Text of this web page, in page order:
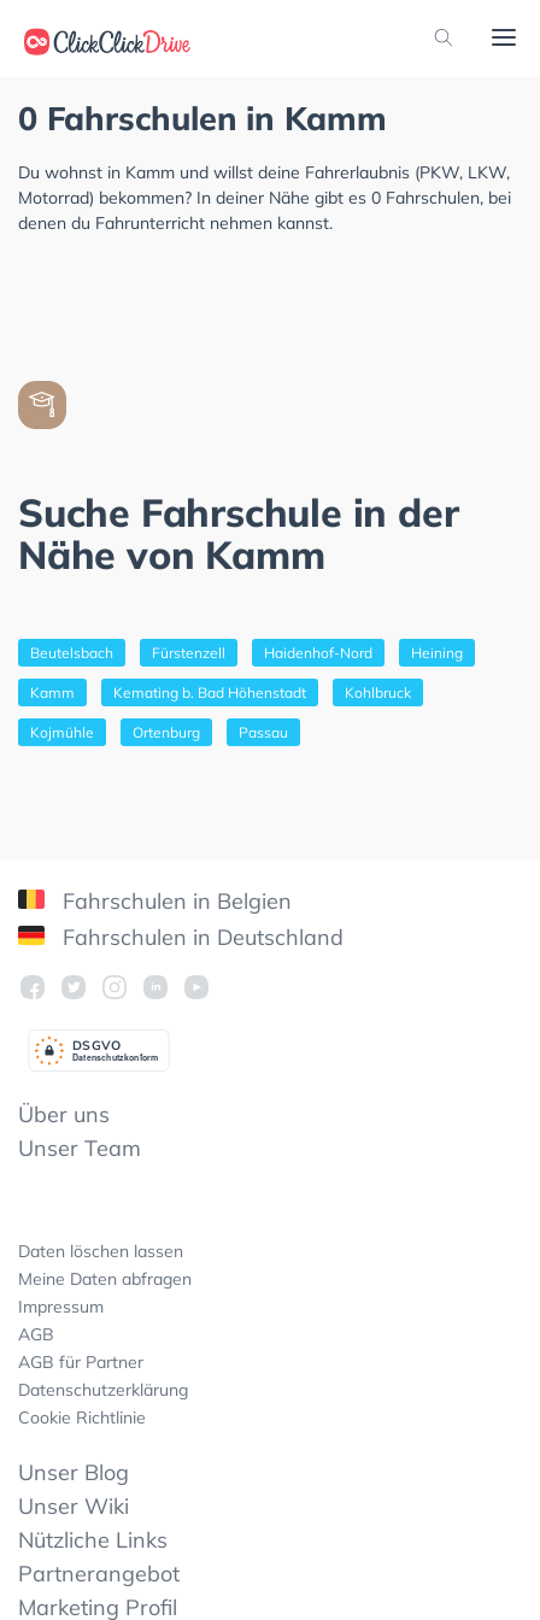
0 Fahrschulen in Kamm
Du wohnst in Kamm und willst deine Fahrerlaubnis (PKW, LKW,
Motorrad) bekommen? In deiner Nähe gibt es 0 Fahrschulen, bei
denen du Fahrunterricht nehmen kannst.
Suche Fahrschule in der
Nähe von Kamm
Beutelsbach Fürstenzell Haidenhof-Nord Heining
Kamm Kemating b. Bad Höhenstadt Kohlbruck
Kojmühle Ortenburg Passau
Fahrschulen in Belgien
Fahrschulen in Deutschland
Datenschutzkonform
DSGVO
Über uns
Unser Team
Daten löschen lassen
Meine Daten abfragen
Impressum
AGB
AGB für Partner
Datenschutzerklärung
Cookie Richtlinie
Unser Blog
Unser Wiki
Nützliche Links
Partnerangebot
Marketing Profil